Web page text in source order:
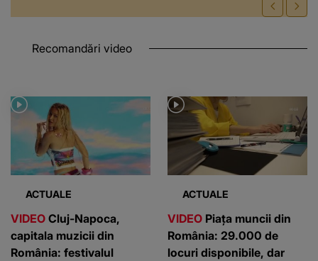
Recomandări video
ACTUALE
VIDEO Cluj-Napoca,
capitala muzicii din
România: festivalul
ACTUALE
VIDEO Piața muncii din
România: 29.000 de
locuri disponibile, dar